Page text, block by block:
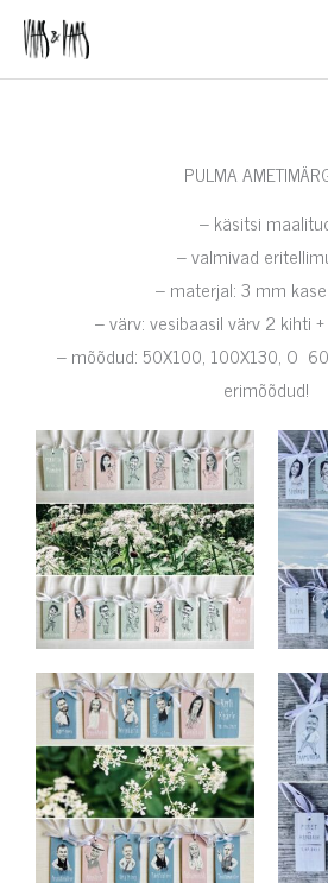
Skip
content
PULMA
– käsitsi
– valmivad
– materjal: 3 mm
– värv: vesibaasil värv 2 kihti
– mõõdud: 50X100, 100X130, O
erimõõdud!